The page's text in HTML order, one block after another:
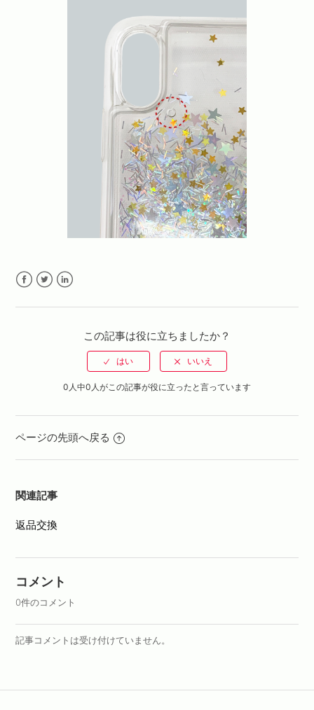
この記事は役に立ちましたか？
0人中0人がこの記事が役に立ったと言っています
ページの先頭へ戻る
関連記事
返品交換
コメント
0件のコメント
記事コメントは受け付けていません。